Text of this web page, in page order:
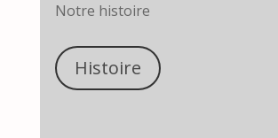
Notre histoire
Histoire